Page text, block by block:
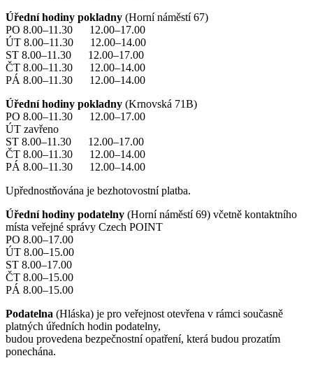
Úřední hodiny pokladny (Horní náměstí 67)
PO 8.00–11.30 12.00–17.00
ÚT 8.00–11.30 12.00–14.00
ST 8.00–11.30 12.00–17.00
ČT 8.00–11.30 12.00–14.00
PÁ 8.00–11.30 12.00–14.00
Úřední hodiny pokladny (Krnovská 71B)
PO 8.00–11.30 12.00–17.00
ÚT zavřeno
ST 8.00–11.30 12.00–17.00
ČT 8.00–11.30 12.00–14.00
PÁ 8.00–11.30 12.00–14.00
Upřednostňována je bezhotovostní platba.
Úřední hodiny podatelny (Horní náměstí 69) včetně kontaktního
místa veřejné správy Czech POINT
PO 8.00–17.00
ÚT 8.00–15.00
ST 8.00–17.00
ČT 8.00–15.00
PÁ 8.00–15.00
Podatelna (Hláska) je pro veřejnost otevřena v rámci současně
platných úředních hodin podatelny,
budou provedena bezpečnostní opatření, která budou prozatím
ponechána.